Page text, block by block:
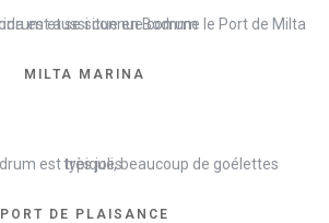
MILTA MARINA
PORT DE PLAISANCE